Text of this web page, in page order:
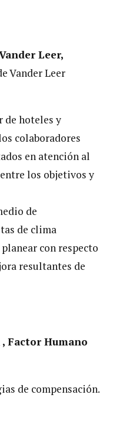
Leer,
Vander Leer
de hoteles y
colaboradores
en atención al
los objetivos y
de
de clima
con respecto
resultantes de
, Factor Humano
de compensación.